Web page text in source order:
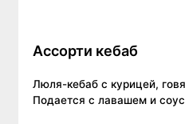
Ассорти кебаб
Люля-кебаб с курицей,
Подается с лавашем и